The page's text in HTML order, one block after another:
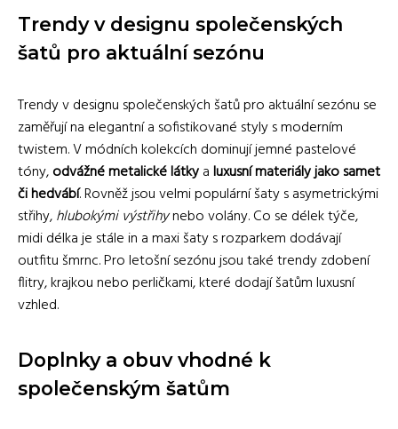
Trendy v designu společenských
šatů pro aktuální sezónu
Trendy v designu společenských šatů pro aktuální sezónu se
zaměřují na elegantní a sofistikované styly s moderním
twistem. V módních kolekcích dominují jemné pastelové
tóny,odvážné metalické látkyaluxusní materiály jako samet
či hedvábí. Rovněž jsou velmi populární šaty s asymetrickými
střihy,hlubokými výstřihynebo volány. Co se délek týče,
midi délka je stále in a maxi šaty s rozparkem dodávají
outfitu šmrnc. Pro letošní sezónu jsou také trendy zdobení
flitry, krajkou nebo perličkami, které dodají šatům luxusní
vzhled.
Doplnky a obuv vhodné k
společenským šatům